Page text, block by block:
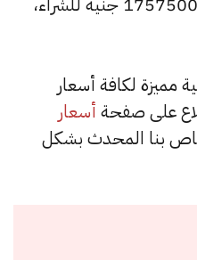
تغطية مميزة لكافة أسعار
على صفحة أسعار
بنا المحدث بشكل